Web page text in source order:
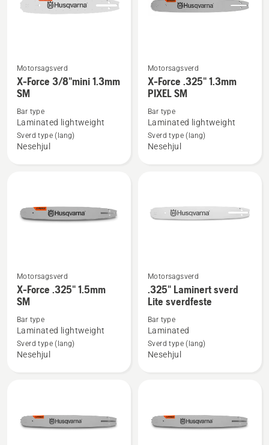
Se
flere
detaljer
om
Force
Motorsagsverd
X-Force 3/8"mini 1.3mm
SM
Bar type
Laminated lightweight
Sverd type (lang)
Nesehjul
Se
flere
detaljer
om
Force
Motorsagsverd
X-Force .325" 1.3mm
PIXEL SM
Bar type
Laminated lightweight
Sverd type (lang)
Nesehjul
Se
flere
detaljer
om
Force
Motorsagsverd
X-Force .325" 1.5mm
SM
Bar type
Laminated lightweight
Sverd type (lang)
Nesehjul
Se
flere
detaljer
om
.325"
Laminert
Motorsagsverd
.325" Laminert sverd
Lite sverdfeste
Bar type
Laminated
Sverd type (lang)
Nesehjul